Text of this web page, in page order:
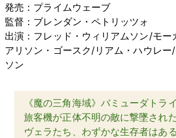
発売：プライムウェーブ
監督：ブレンダン・ペトリッツォ
出演：フレッド・ウィリアムソン/モ
アリソン・ゴースク/リアム・ハウレー
ソン
《魔の三角海域》バミューダトラ
旅客機が正体不明の敵に撃墜され
ヴェラたち、わずかな生存者はあ